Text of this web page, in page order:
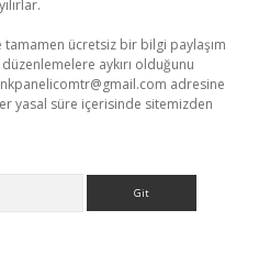
tamamen ücretsiz bir bilgi paylaşım
aykırı olduğunu
adresine
yasal süre içerisinde sitemizden